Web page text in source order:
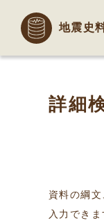
地震史
詳細
資料の綱
入力でき